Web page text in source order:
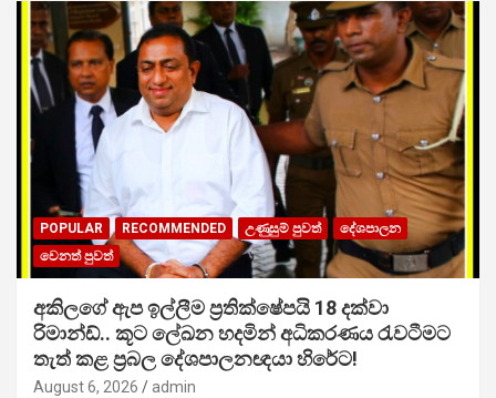
POPULAR RECOMMENDED උණුසුම් පුවත්
දේශපාලන
වෙනත් පුවත්
අකිලගේ ඇප ඉල්ලීම ප්‍රතික්ෂේපයි 18 දක්වා
රිමාන්ඩ්.. කූට ලේඛන හදමින් අධිකරණය රැවටීමට
තැත් කළ ප්‍රබල දේශපාලනඥයා හිරේට!
August 6, 2026 admin